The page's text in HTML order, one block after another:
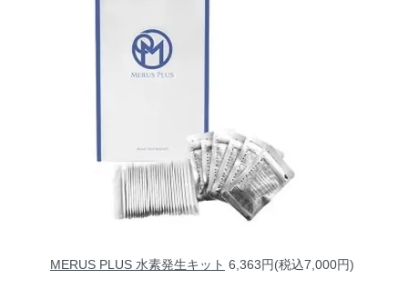
MERUS PLUS 水素発生キット 6,363円(税込7,000円)